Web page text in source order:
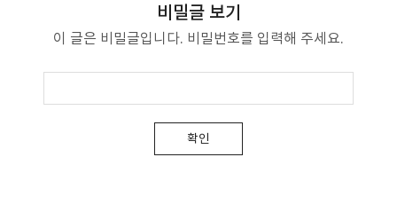
비밀글 보기
이 글은 비밀글입니다. 비밀번호를 입력해 주세요.
확인